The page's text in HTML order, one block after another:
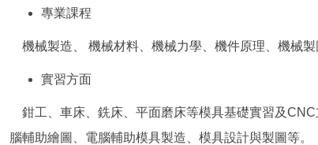
專業課程
機械製造、 機械材料、機械力學、機件原理、機械製
實習方面
鉗工、車床、銑床、平面磨床等模具基礎實習及
腦輔助繪圖、電腦輔助模具製造、模具設計與製圖等。